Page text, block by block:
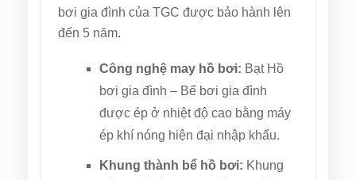
bơi gia đình của TGC được bảo hành lên
đến 5 năm.
Công nghệ may hồ bơi: Bạt Hồ
bơi gia đình – Bể bơi gia đình
được ép ở nhiệt độ cao bằng máy
ép khí nóng hiện đại nhập khẩu.
Khung thành bể hồ bơi: Khung